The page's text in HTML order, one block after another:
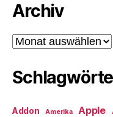
Archiv
Archiv
Addon Amerika Apple